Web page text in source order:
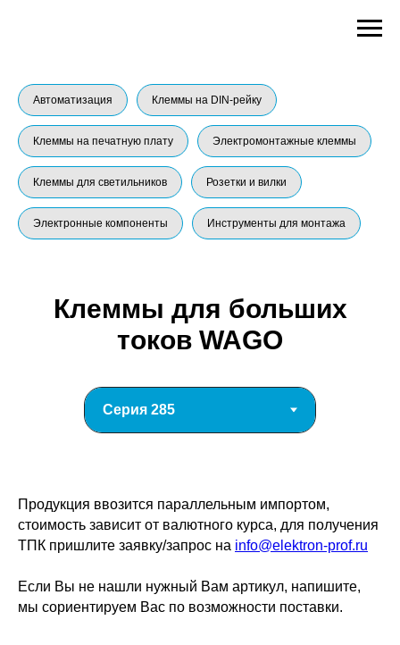
Автоматизация Клеммы на DIN-рейку
Клеммы на печатную плату Электромонтажные клеммы
Клеммы для светильников Розетки и вилки
Электронные компоненты Инструменты для монтажа
Клеммы для больших
токов WAGO
Продукция ввозится параллельным импортом,
стоимость зависит от валютного курса, для получения
ТПК пришлите заявку/запрос на info@elektron-prof.ru
Если Вы не нашли нужный Вам артикул, напишите,
мы сориентируем Вас по возможности поставки.